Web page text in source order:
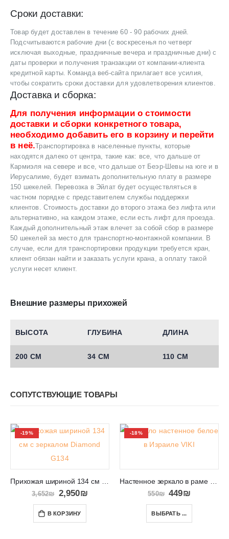
Сроки доставки:
Товар будет доставлен в течение 60 - 90 рабочих дней.
Подсчитываются рабочие дни (с воскресенья по четверг
исключая выходные, праздничные вечера и праздничные дни) с
даты проверки и получения транзакции от компании-клиента
кредитной карты. Команда веб-сайта прилагает все усилия,
чтобы сократить сроки доставки для удовлетворения клиентов.
Доставка и сборка:
Для получения информации о стоимости
доставки и сборки конкретного товара,
необходимо добавить его в корзину и перейти
в неё.Транспортировка в населенные пункты, которые
находятся далеко от центра, такие как: все, что дальше от
Кармиэля на севере и все, что дальше от Беэр-Шевы на юге и в
Иерусалиме, будет взимать дополнительную плату в размере
150 шекелей. Перевозка в Эйлат будет осуществляться в
частном порядке с представителем службы поддержки
клиентов. Стоимость доставки до второго этажа без лифта или
альтернативно, на каждом этаже, если есть лифт для проезда.
Каждый дополнительный этаж влечет за собой сбор в размере
50 шекелей за место для транспортно-монтажной компании. В
случае, если для транспортировки продукции требуется кран,
клиент обязан найти и заказать услуги крана, а оплату такой
услуги несет клиент.
Внешние размеры прихожей
ВЫСОТА ГЛУБИНА ДЛИНА
200 СМ 34 СМ 110 СМ
СОПУТСТВУЮЩИЕ ТОВАРЫ
-19%
Прихожая шириной 134 см с зеркалом Diamond G134
3,652₪ 2,950₪
В КОРЗИНУ
-18%
Настенное зеркало в раме Израиль VIKI 09
550₪ 449₪
ВЫБРАТЬ ...